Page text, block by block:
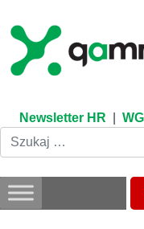
content
Newsletter HR